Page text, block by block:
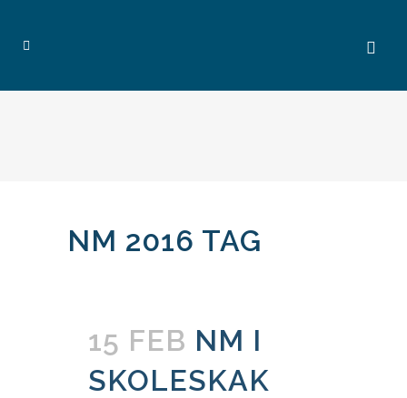
NM 2016 TAG
15 FEB NM I
SKOLESKAK